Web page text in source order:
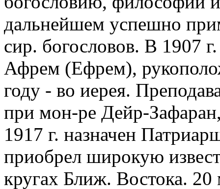
дальнейшем успешно
сир. богословов. В 1907
Афрем (Ефрем),
году - во иерея.
при мон-ре Дейр-
1917 г. назначен
приобрел широкую
кругах Ближ. Востока.